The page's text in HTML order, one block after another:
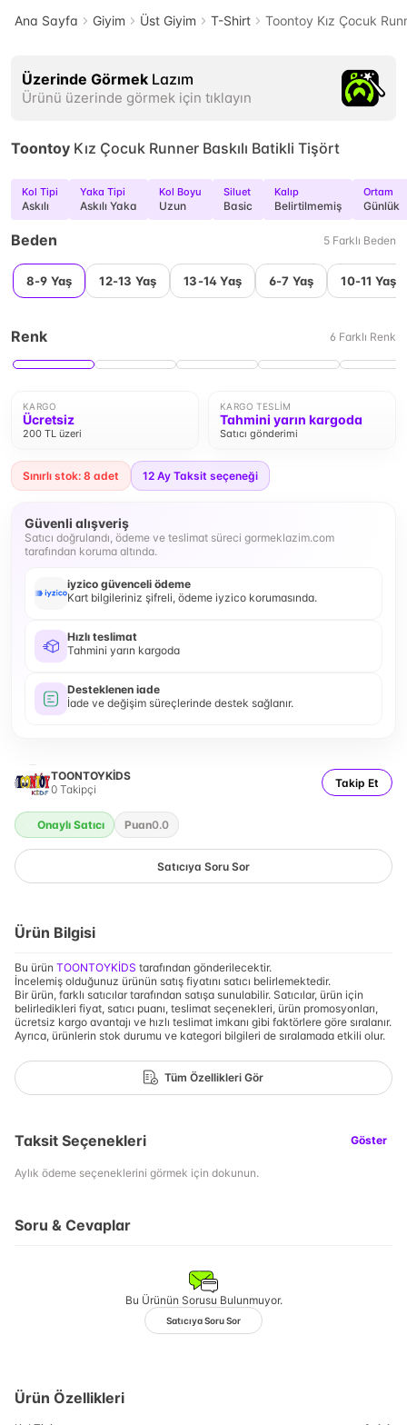
Ana Sayfa Giyim Üst Giyim T-Shirt Toontoy Kız Çocuk
Üzerinde Görmek Lazım
Ürünü üzerinde görmek için tıklayın
Toontoy Kız Çocuk Runner Baskılı Batikli Tişört
Kol Tipi
Askılı
Yaka Tipi
Askılı Yaka
Kol Boyu
Uzun
Siluet
Basic
Kalıp
Belirtilmemiş
Ortam
Günlük
Beden 5 Farklı Beden
8-9 Yaş 12-13 Yaş 13-14 Yaş 6-7 Yaş 10-11 Yaş
Renk 6 Farklı Renk
KARGO
Ücretsiz
200 TL üzeri
KARGO TESLIM
Tahmini yarın kargoda
Satıcı gönderimi
Sınırlı stok: 8 adet 12 Ay Taksit seçeneği
Güvenli alışveriş
Satıcı doğrulandı, ödeme ve teslimat süreci gormeklazim.com
tarafından koruma altında.
iyzico güvenceli ödeme
Kart bilgileriniz şifreli, ödeme iyzico korumasında.
Hızlı teslimat
Tahmini yarın kargoda
Desteklenen iade
İade ve değişim süreçlerinde destek sağlanır.
TOONTOYKİDS
0 Takipçi Takip Et
Onaylı Satıcı Puan0.0
Satıcıya Soru Sor
Ürün Bilgisi
Bu ürün TOONTOYKİDS tarafından gönderilecektir.
İncelemiş olduğunuz ürünün satış fiyatını satıcı belirlemektedir.
Bir ürün, farklı satıcılar tarafından satışa sunulabilir. Satıcılar, ürün için
belirledikleri fiyat, satıcı puanı, teslimat seçenekleri, ürün promosyonları,
ücretsiz kargo avantajı ve hızlı teslimat imkanı gibi faktörlere göre sıralanır.
Ayrıca, ürünlerin stok durumu ve kategori bilgileri de sıralamada etkili olur.
Tüm Özellikleri Gör
Taksit Seçenekleri Göster
Aylık ödeme seçeneklerini görmek için dokunun.
Soru & Cevaplar
Bu Ürünün Sorusu Bulunmuyor.
Satıcıya Soru Sor
Ürün Özellikleri